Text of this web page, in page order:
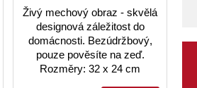
Živý mechový obraz - skvělá
designová záležitost do
domácnosti. Bezúdržbový,
pouze pověsíte na zeď.
Rozměry: 32 x 24 cm